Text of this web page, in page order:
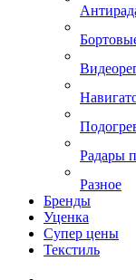
Радары
Разное
Бренды
Уценка
Супер цены
Текстиль